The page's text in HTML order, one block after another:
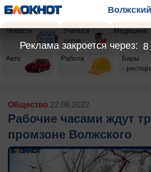
Волжский
Новости
Учиться
готов
Медицина
Авто Работа
Бары
-
Общество 22.06.2022
Рабочие часами ждут
промзоне Волжского
5
Реклама закроется через: